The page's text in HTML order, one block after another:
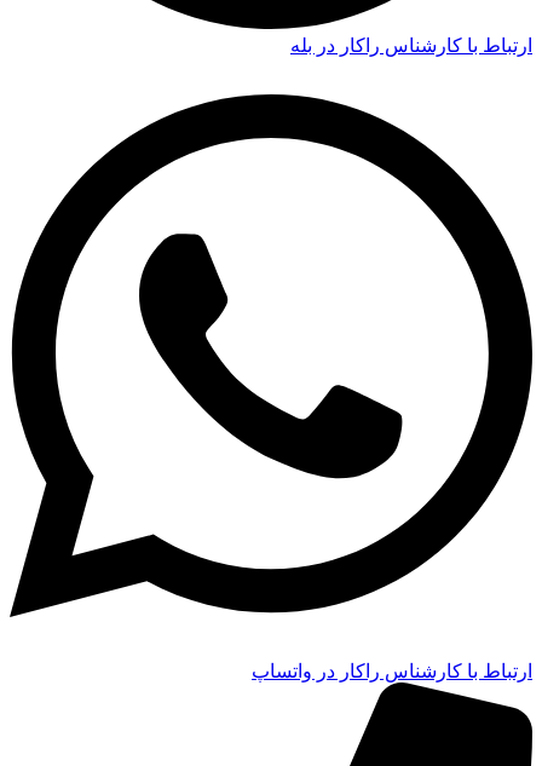
ارتباط با کارشناس راکار در بله
ارتباط با کارشناس راکار در واتساپ